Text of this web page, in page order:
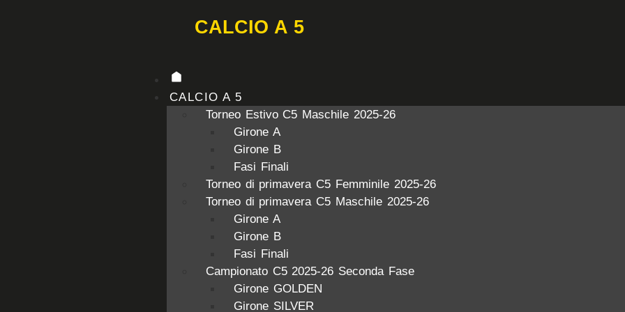
CALCIO A 5
CALCIO A 5
Torneo Estivo C5 Maschile 2025-26
Girone A
Girone B
Fasi Finali
Torneo di primavera C5 Femminile 2025-26
Torneo di primavera C5 Maschile 2025-26
Girone A
Girone B
Fasi Finali
Campionato C5 2025-26 Seconda Fase
Girone GOLDEN
Girone SILVER